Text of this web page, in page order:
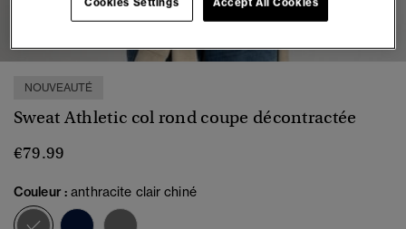
1 2 3 5 6 7
NOUVEAUTÉ
Sweat Athletic col rond coupe décontractée
€79.99
Couleur :anthracite clair chiné
sélectionné
Cookies Settings Accept All Cookies